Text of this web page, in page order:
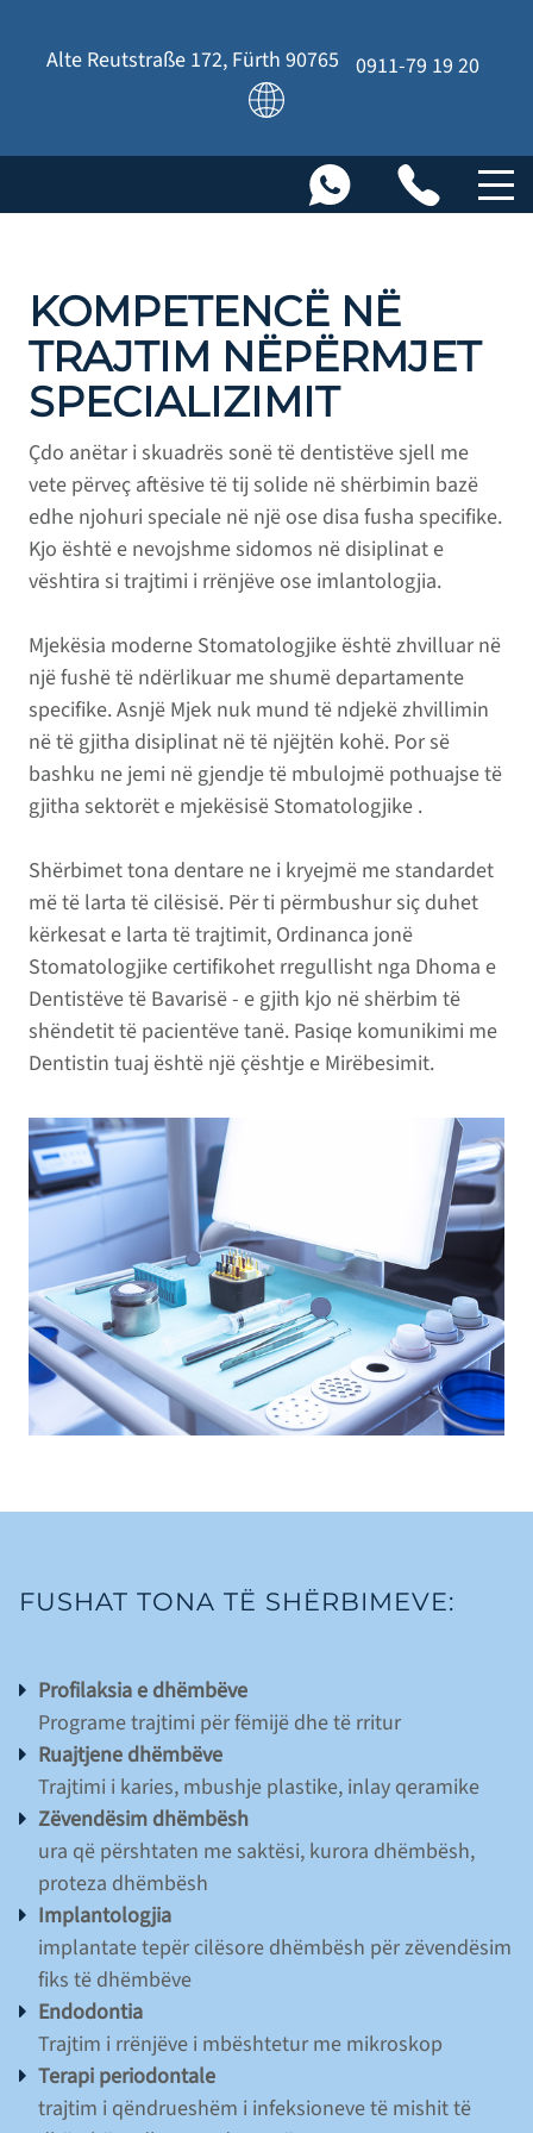
Alte Reutstraße 172, Fürth 90765 0911-79 19 20
KOMPETENCË NË
TRAJTIM NËPËRMJET
SPECIALIZIMIT
Çdo anëtar i skuadrës sonë të dentistëve sjell me
vete përveç aftësive të tij solide në shërbimin bazë
edhe njohuri speciale në një ose disa fusha specifike.
Kjo është e nevojshme sidomos në disiplinat e
vështira si trajtimi i rrënjëve ose imlantologjia.
Mjekësia moderne Stomatologjike është zhvilluar në
një fushë të ndërlikuar me shumë departamente
specifike. Asnjë Mjek nuk mund të ndjekë zhvillimin
në të gjitha disiplinat në të njëjtën kohë. Por së
bashku ne jemi në gjendje të mbulojmë pothuajse të
gjitha sektorët e mjekësisë Stomatologjike .
Shërbimet tona dentare ne i kryejmë me standardet
më të larta të cilësisë. Për ti përmbushur siç duhet
kërkesat e larta të trajtimit, Ordinanca jonë
Stomatologjike certifikohet rregullisht nga Dhoma e
Dentistëve të Bavarisë - e gjith kjo në shërbim të
shëndetit të pacientëve tanë. Pasiqe komunikimi me
Dentistin tuaj është një çështje e Mirëbesimit.
FUSHAT TONA TË SHËRBIMEVE:
Profilaksia e dhëmbëve
Programe trajtimi për fëmijë dhe të rritur
Ruajtjene dhëmbëve
Trajtimi i karies, mbushje plastike, inlay qeramike
Zëvendësim dhëmbësh
ura që përshtaten me saktësi, kurora dhëmbësh,
proteza dhëmbësh
Implantologjia
implantate tepër cilësore dhëmbësh për zëvendësim
fiks të dhëmbëve
Endodontia
Trajtim i rrënjëve i mbështetur me mikroskop
Terapi periodontale
trajtim i qëndrueshëm i infeksioneve të mishit të